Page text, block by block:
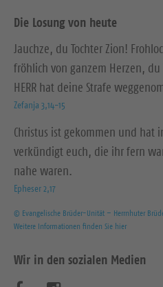
Die Losung von heute
Jauchze, du Tochter Zion!
fröhlich von ganzem Herzen, du
HERR hat deine Strafe
Zefanja 3,14-15
Christus ist gekommen und hat
verkündigt euch, die ihr fern
nahe waren.
Epheser 2,17
© Evangelische Brüder-Unität – Herrnhuter
Weitere Informationen finden Sie hier
Wir in den sozialen Medien